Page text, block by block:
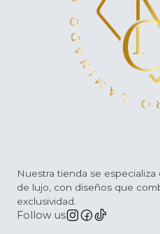
Nuestra tienda se
de lujo, con diseños que
exclusividad.
Follow us